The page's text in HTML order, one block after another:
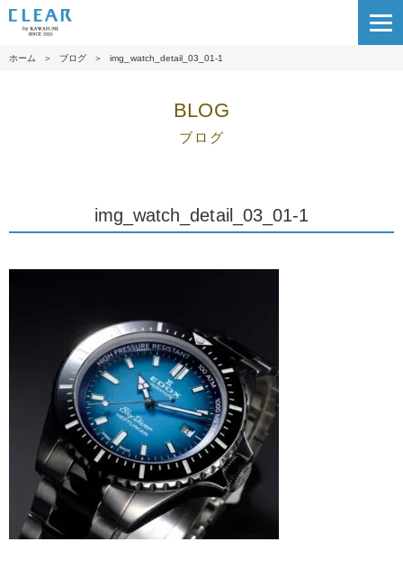
ホーム ＞ ブログ ＞ img_watch_detail_03_01-1
BLOG
ブログ
img_watch_detail_03_01-1